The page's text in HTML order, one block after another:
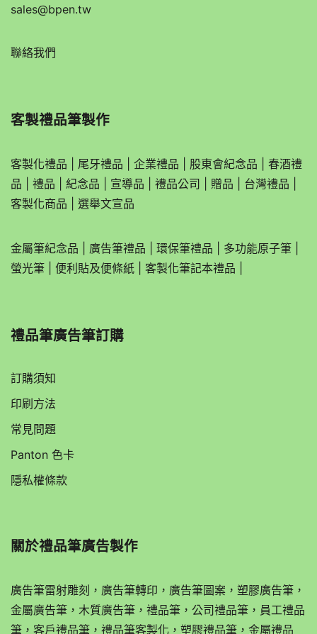
sales@bpen.tw
聯絡我們
客製禮品筆製作
客製化禮品 尾牙禮品 企業禮品 股東會紀念品
春酒禮
品
禮品 紀念品 宣導品 禮品公司 贈品 台灣禮品
客製化商品
選舉文宣品
金屬筆紀念品 廣告筆禮品 環保筆禮品 多功能原子筆
螢光筆
便利貼及便條紙 客製化筆記本禮品
禮品筆廣告筆訂購
訂購須知
印刷方法
常見問題
Panton 色卡
隱私權條款
關於禮品筆廣告製作
廣告筆雷射雕刻，廣告筆轉印，廣告筆圖案，塑膠廣告筆，
金屬廣告筆，木質廣告筆，禮品筆，公司禮品筆，員工禮品
筆，客戶禮品筆，禮品筆客製化，塑膠禮品筆，金屬禮品